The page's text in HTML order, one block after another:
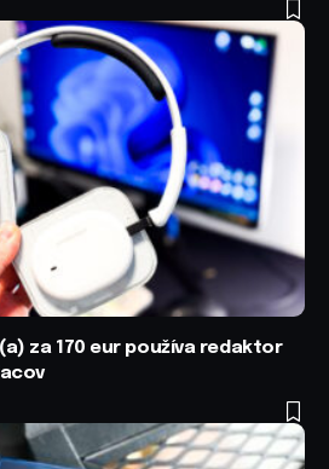
za 170 eur používa redaktor